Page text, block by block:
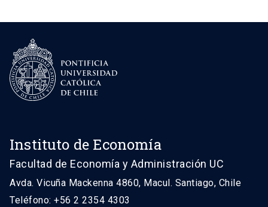
Instituto de Economía
Facultad de Economía y Administración UC
Avda. Vicuña Mackenna 4860, Macul. Santiago, Chile
Teléfono: +56 2 2354 4303